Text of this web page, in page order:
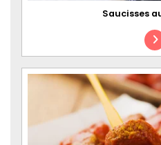
Saucisses